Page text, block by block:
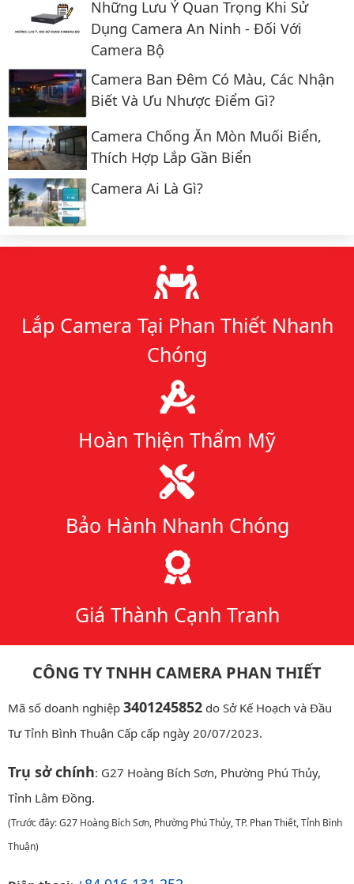
Những Lưu Ý Quan Trọng Khi Sử
Dụng Camera An Ninh - Đối Với
Camera Bộ
Camera Ban Đêm Có Màu, Các Nhận
Biết Và Ưu Nhược Điểm Gì?
Camera Chống Ăn Mòn Muối Biển,
Thích Hợp Lắp Gần Biển
Camera Ai Là Gì?
Lý do chọn chúng tôi
Lắp Camera Tại Phan Thiết Nhanh
Chóng
Hoàn Thiện Thẩm Mỹ
Bảo Hành Nhanh Chóng
Giá Thành Cạnh Tranh
CÔNG TY TNHH CAMERA PHAN THIẾT
Mã số doanh nghiệp 3401245852 do Sở Kế Hoạch và Đầu
Tư Tỉnh Bình Thuận Cấp cấp ngày 20/07/2023.
Trụ sở chính: G27 Hoàng Bích Sơn, Phường Phú Thủy,
Tỉnh Lâm Đồng.
(Trước đây: G27 Hoàng Bích Sơn, Phường Phú Thủy, TP. Phan Thiết, Tỉnh Bình
Thuận)